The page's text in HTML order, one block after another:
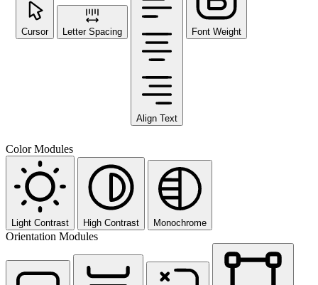
Cursor Letter Spacing
Align Text
Font Weight
Color Modules
Light Contrast High Contrast Monochrome
Orientation Modules